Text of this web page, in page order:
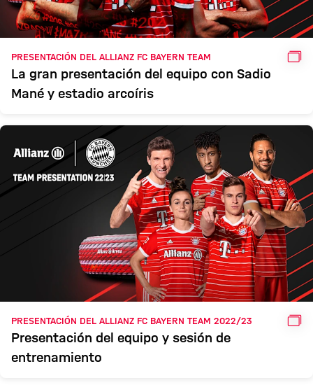
PRESENTACIÓN DEL ALLIANZ FC BAYERN TEAM
La gran presentación del equipo con Sadio
Mané y estadio arcoíris
PRESENTACIÓN DEL ALLIANZ FC BAYERN TEAM 2022/23
Presentación del equipo y sesión de
entrenamiento